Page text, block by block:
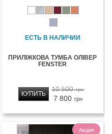
ЕСТЬ В НАЛИЧИИ
ПРИЛІЖКОВА ТУМБА ОЛІВЕР
FENSTER
10 500 грн
7 800 грн
КУПИТЬ
Акция